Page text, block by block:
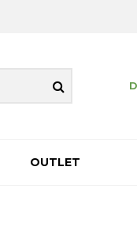
OUTLET